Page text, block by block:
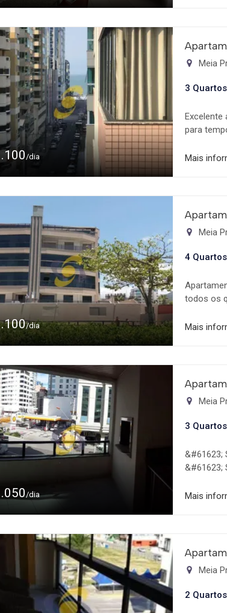
/dia
Meia
3 Quartos
Excelente
para
Led/lcd
para
demais
Mais
/dia
Meia
4 Quartos
todos os
Mais
/dia
Meia
3 Quartos
&#61623;
&#61623;
&#61623;
Mais
Meia
2 Quartos